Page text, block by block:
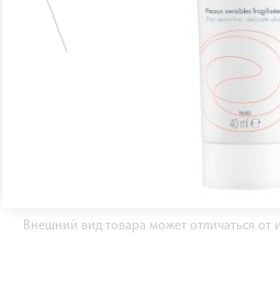
Внешний вид товара может отличаться